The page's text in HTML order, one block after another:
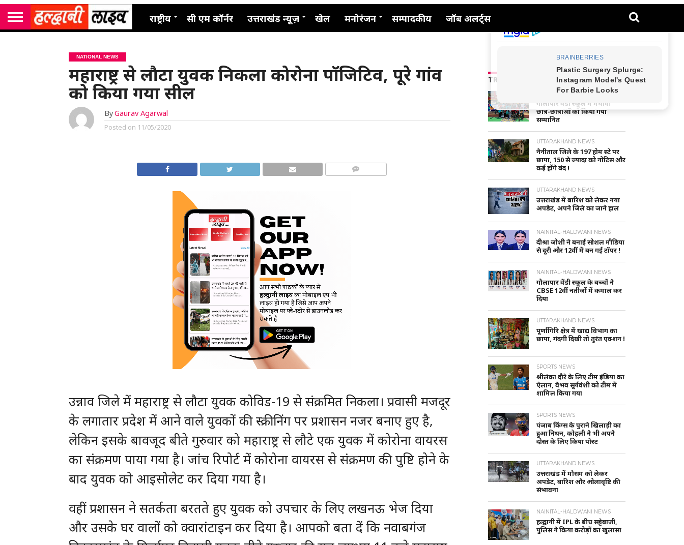
राष्ट्रीय सी एम कॉर्नर उत्तराखंड न्यूज़ खेल मनोरंजन सम्पादकीय जॉब अलर्ट्स
NATIONAL NEWS
महाराष्ट्र से लौटा युवक निकला कोरोना पॉजिटिव, पूरे गांव
को किया गया सील
ByGaurav Agarwal
Posted on 11/05/2020
उन्नाव जिले में महाराष्ट्र से लौटा युवक कोविड-19 से संक्रमित निकला। प्रवासी मजदूर
के लगातार प्रदेश में आने वाले युवकों की स्क्रीनिंग पर प्रशासन नजर बनाए हुए है,
लेकिन इसके बावजूद बीते गुरुवार को महाराष्ट्र से लौटे एक युवक में कोरोना वायरस
का संक्रमण पाया गया है। जांच रिपोर्ट में कोरोना वायरस से संक्रमण की पुष्टि होने के
बाद युवक को आइसोलेट कर दिया गया है।
वहीं प्रशासन ने सतर्कता बरतते हुए युवक को उपचार के लिए लखनऊ भेज दिया
और उसके घर वालों को क्वारांटाइन कर दिया है। आपको बता दें कि नवाबगंज
TRENDING NEWS
NAINITAL-HALDWANI NEWS
गौलापार वैंडी स्कूल में मेधावी
छात्र-छात्राओं को किया गया
सम्मानित
UTTARAKHAND NEWS
नैनीताल जिले के 197 होम स्टे पर
छापा, 150 से ज्यादा को नोटिस और
कई होंगे बंद !
UTTARAKHAND NEWS
उत्तराखंड में बारिश को लेकर नया
अपडेट, अपने जिले का जाने हाल
NAINITAL-HALDWANI NEWS
दीश्रा जोशी ने बनाई सोशल मीडिया
से दूरी और 12वीं में बन गई टॉपर !
NAINITAL-HALDWANI NEWS
गौलापार वेंडी स्कूल के बच्चों ने
CBSE 12वीं नतीजों में कमाल कर
दिया
UTTARAKHAND NEWS
पूर्णागिरि क्षेत्र में खाद्य विभाग का
छापा, गंदगी दिखी तो तुरंत एक्शन !
SPORTS NEWS
श्रीलंका दौरे के लिए टीम इंडिया का
ऐलान, वैभव सूर्यवंशी को टीम में
शामिल किया गया
SPORTS NEWS
पंजाब किंग्स के पुराने खिलाड़ी का
हुआ निधन, कोहली ने भी अपने
दोस्त के लिए किया पोस्ट
UTTARAKHAND NEWS
उत्तराखंड में मौसम को लेकर
अपडेट, बारिश और ओलावृष्टि की
संभावना
NAINITAL-HALDWANI NEWS
हल्द्वानी में IPL के बीच सट्टेबाजी,
पुलिस ने किया करोड़ों का खुलासा